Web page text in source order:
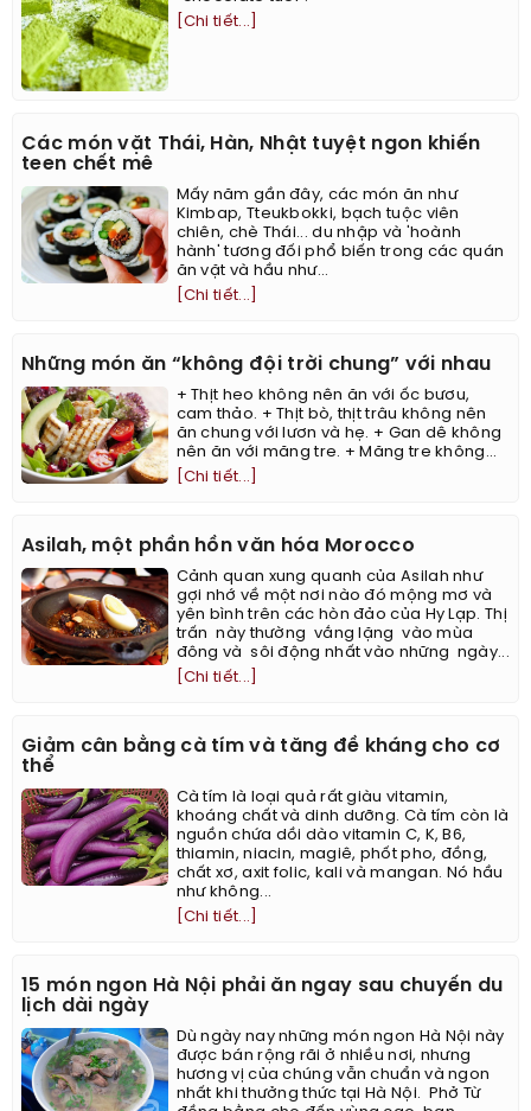
[Chi tiết...]
Các món vặt Thái, Hàn, Nhật tuyệt ngon khiến
teen chết mê
Mấy năm gần đây, các món ăn như
Kimbap, Tteukbokki, bạch tuộc viên
chiên, chè Thái... du nhập và 'hoành
hành' tương đối phổ biến trong các quán
ăn vặt và hầu như...
[Chi tiết...]
Những món ăn “không đội trời chung” với nhau
+ Thịt heo không nên ăn với ốc bươu,
cam thảo. + Thịt bò, thịt trâu không nên
ăn chung với lươn và hẹ. + Gan dê không
nên ăn với măng tre. + Măng tre không...
[Chi tiết...]
Asilah, một phần hồn văn hóa Morocco
Cảnh quan xung quanh của Asilah như
gợi nhớ về một nơi nào đó mộng mơ và
yên bình trên các hòn đảo của Hy Lạp. Thị
trấn này thường vắng lặng vào mùa
đông và sôi động nhất vào những ngày...
[Chi tiết...]
Giảm cân bằng cà tím và tăng đề kháng cho cơ
thể
Cà tím là loại quả rất giàu vitamin,
khoáng chất và dinh dưỡng. Cà tím còn là
nguồn chứa dồi dào vitamin C, K, B6,
thiamin, niacin, magiê, phốt pho, đồng,
chất xơ, axit folic, kali và mangan. Nó hầu
như không...
[Chi tiết...]
15 món ngon Hà Nội phải ăn ngay sau chuyến du
lịch dài ngày
Dù ngày nay những món ngon Hà Nội này
được bán rộng rãi ở nhiều nơi, nhưng
hương vị của chúng vẫn chuẩn và ngon
nhất khi thưởng thức tại Hà Nội. ​ Phở Từ